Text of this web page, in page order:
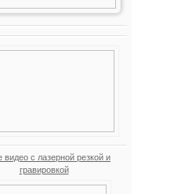
видео с лазерной резкой и
гравировкой